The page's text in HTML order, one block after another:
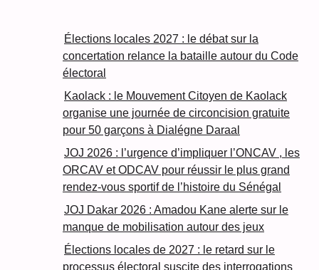
Élections locales 2027 : le débat sur la
concertation relance la bataille autour du Code
électoral
Kaolack : le Mouvement Citoyen de Kaolack
organise une journée de circoncision gratuite
pour 50 garçons à Dialégne Daraal
JOJ 2026 : l’urgence d’impliquer l’ONCAV , les
ORCAV et ODCAV pour réussir le plus grand
rendez-vous sportif de l’histoire du Sénégal
JOJ Dakar 2026 : Amadou Kane alerte sur le
manque de mobilisation autour des jeux
Élections locales de 2027 : le retard sur le
processus électoral suscite des interrogations